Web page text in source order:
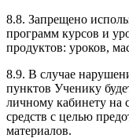
8.8. Запрещено
программ курсов и
продуктов: уроков,
8.9. В случае
пунктов Ученику
личному кабинету на
средств с целью
материалов.